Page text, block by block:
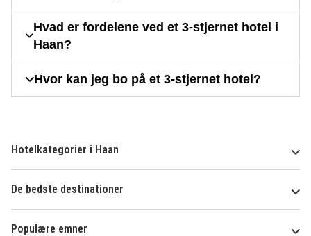
Hvad er fordelene ved et 3-stjernet hotel i
Haan?
Hvor kan jeg bo på et 3-stjernet hotel?
Hotelkategorier i Haan
De bedste destinationer
Populære emner